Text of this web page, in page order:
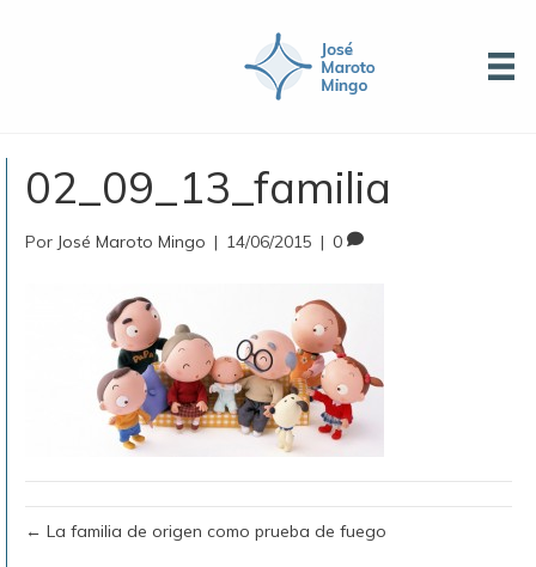
02_09_13_familia
Por José Maroto Mingo | 14/06/2015 | 0
← La familia de origen como prueba de fuego